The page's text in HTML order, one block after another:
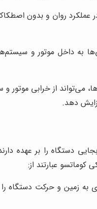
روان و بدون
به داخل موتور و
از خرابی موتور
دهد.
دستگاه را بر عهده
کوماتسو عبارتند از:
زمین و حرکت دستگاه را